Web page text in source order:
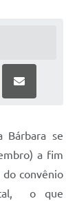
Bárbara se
a fim
do convênio
o que